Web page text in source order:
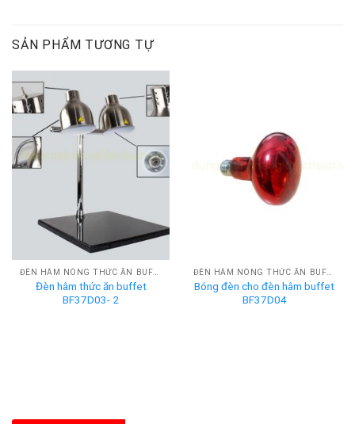
SẢN PHẨM TƯƠNG TỰ
ĐÈN HÂM NÓNG THỨC ĂN BUFFET
Đèn hâm thức ăn buffet
BF37D03- 2
ĐÈN HÂM NÓNG THỨC ĂN BUFFET
Bóng đèn cho đèn hâm buffet
BF37D04